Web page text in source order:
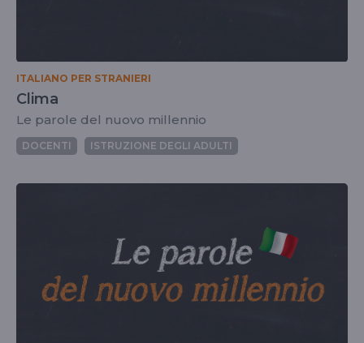
ITALIANO PER STRANIERI
Clima
Le parole del nuovo millennio
DOCENTI ISTRUZIONE DEGLI ADULTI